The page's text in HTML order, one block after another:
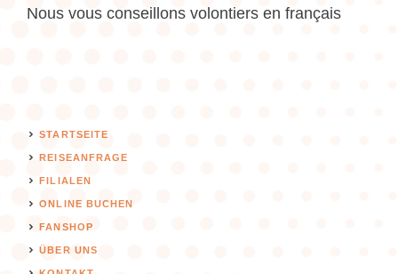
Nous vous conseillons volontiers en français
STARTSEITE
REISEANFRAGE
FILIALEN
ONLINE BUCHEN
FANSHOP
ÜBER UNS